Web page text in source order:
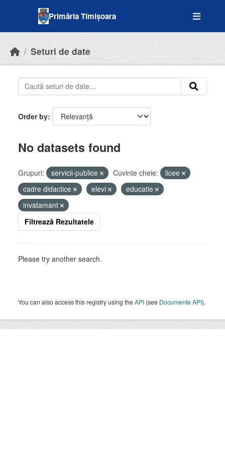
Primăria Timișoara
Seturi de date
Order by
No datasets found
Grupuri: servicii-publice Cuvinte cheie:
licee
cadre didactice
elevi
educatie
invatamant
Filtrează Rezultatele
Please try another search.
You can also access this registry using theAPI (see Documente API).